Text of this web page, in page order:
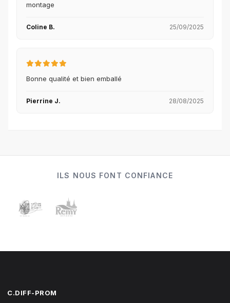
montage
Coline B. 25/09/2025
Bonne qualité et bien emballé
Pierrine J. 28/08/2025
ILS NOUS FONT CONFIANCE
C.DIFF-PROM